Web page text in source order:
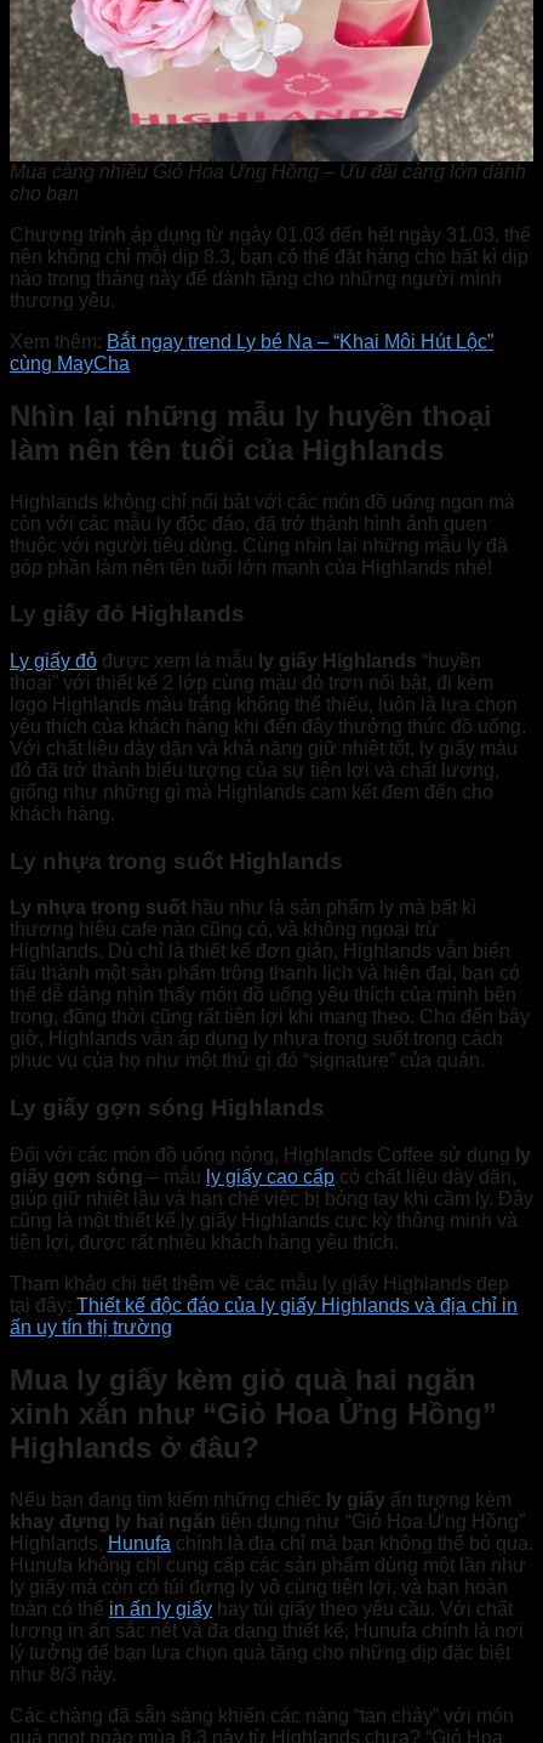
Mua càng nhiều Giỏ Hoa Ửng Hồng – Ưu đãi càng lớn dành
cho bạn
Chương trình áp dụng từ ngày 01.03 đến hết ngày 31.03, thế
nên không chỉ mỗi dịp 8.3, bạn có thể đặt hàng cho bất kì dịp
nào trong tháng này để dành tặng cho những người mình
thương yêu.
Xem thêm: Bắt ngay trend Ly bé Na – “Khai Môi Hút Lộc”
cùng MayCha
Nhìn lại những mẫu ly huyền thoại
làm nên tên tuổi của Highlands
Highlands không chỉ nổi bật với các món đồ uống ngon mà
còn với các mẫu ly độc đáo, đã trở thành hình ảnh quen
thuộc với người tiêu dùng. Cùng nhìn lại những mẫu ly đã
góp phần làm nên tên tuổi lớn mạnh của Highlands nhé!
Ly giấy đỏ Highlands
Ly giấy đỏ được xem là mẫu ly giấy Highlands “huyền
thoại” với thiết kế 2 lớp cùng màu đỏ trơn nổi bật, đi kèm
logo Highlands màu trắng không thể thiếu, luôn là lựa chọn
yêu thích của khách hàng khi đến đây thưởng thức đồ uống.
Với chất liệu dày dặn và khả năng giữ nhiệt tốt, ly giấy màu
đỏ đã trở thành biểu tượng của sự tiện lợi và chất lượng,
giống như những gì mà Highlands cam kết đem đến cho
khách hàng.
Ly nhựa trong suốt Highlands
Ly nhựa trong suốt hầu như là sản phẩm ly mà bất kì
thương hiệu cafe nào cũng có, và không ngoại trừ
Highlands. Dù chỉ là thiết kế đơn giản, Highlands vẫn biến
tấu thành một sản phẩm trông thanh lịch và hiện đại, bạn có
thể dễ dàng nhìn thấy món đồ uống yêu thích của mình bên
trong, đồng thời cũng rất tiện lợi khi mang theo. Cho đến bây
giờ, Highlands vẫn áp dụng ly nhựa trong suốt trong cách
phục vụ của họ như một thứ gì đó “signature” của quán.
Ly giấy gợn sóng Highlands
Đối với các món đồ uống nóng, Highlands Coffee sử dụng ly
giấy gợn sóng – mẫu ly giấy cao cấp có chất liệu dày dặn,
giúp giữ nhiệt lâu và hạn chế việc bị bỏng tay khi cầm ly. Đây
cũng là một thiết kế ly giấy Highlands cực kỳ thông minh và
tiện lợi, được rất nhiều khách hàng yêu thích.
Tham khảo chi tiết thêm về các mẫu ly giấy Highlands đẹp
tại đây: Thiết kế độc đáo của ly giấy Highlands và địa chỉ in
ấn uy tín thị trường
Mua ly giấy kèm giỏ quà hai ngăn
xinh xắn như “Giỏ Hoa Ửng Hồng”
Highlands ở đâu?
Nếu bạn đang tìm kiếm những chiếc ly giấy ấn tượng kèm
khay đựng ly hai ngăn tiện dụng như “Giỏ Hoa Ửng Hồng”
Highlands, Hunufa chính là địa chỉ mà bạn không thể bỏ qua.
Hunufa không chỉ cung cấp các sản phẩm dùng một lần như
ly giấy mà còn có túi đựng ly vô cùng tiện lợi, và bạn hoàn
toàn có thể in ấn ly giấy hay túi giấy theo yêu cầu. Với chất
lượng in ấn sắc nét và đa dạng thiết kế, Hunufa chính là nơi
lý tưởng để bạn lựa chọn quà tặng cho những dịp đặc biệt
như 8/3 này.
Các chàng đã sẵn sàng khiến các nàng “tan chảy” với món
quà ngọt ngào mùa 8.3 này từ Highlands chưa? “Giỏ Hoa